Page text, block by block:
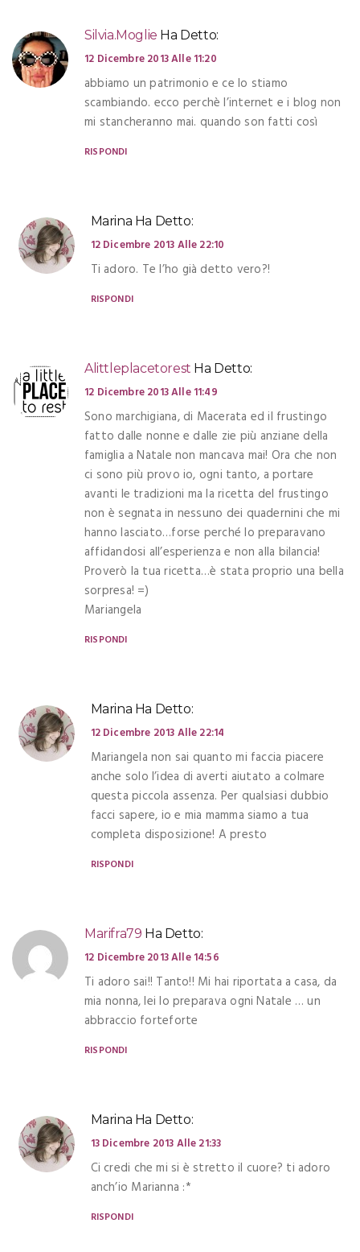
Silvia.moglie Ha Detto:
12 Dicembre 2013 Alle 11:20
abbiamo un patrimonio e ce lo stiamo
scambiando. ecco perchè l’internet e i blog non
mi stancheranno mai. quando son fatti così
RISPONDI
Marina Ha Detto:
12 Dicembre 2013 Alle 22:10
Ti adoro. Te l’ho già detto vero?!
RISPONDI
Alittleplacetorest Ha Detto:
12 Dicembre 2013 Alle 11:49
Sono marchigiana, di Macerata ed il frustingo
fatto dalle nonne e dalle zie più anziane della
famiglia a Natale non mancava mai! Ora che non
ci sono più provo io, ogni tanto, a portare
avanti le tradizioni ma la ricetta del frustingo
non è segnata in nessuno dei quadernini che mi
hanno lasciato…forse perché lo preparavano
affidandosi all’esperienza e non alla bilancia!
Proverò la tua ricetta…è stata proprio una bella
sorpresa! =)
Mariangela
RISPONDI
Marina Ha Detto:
12 Dicembre 2013 Alle 22:14
Mariangela non sai quanto mi faccia piacere
anche solo l’idea di averti aiutato a colmare
questa piccola assenza. Per qualsiasi dubbio
facci sapere, io e mia mamma siamo a tua
completa disposizione! A presto
RISPONDI
Marifra79 Ha Detto:
12 Dicembre 2013 Alle 14:56
Ti adoro sai!! Tanto!! Mi hai riportata a casa, da
mia nonna, lei lo preparava ogni Natale … un
abbraccio forteforte
RISPONDI
Marina Ha Detto:
13 Dicembre 2013 Alle 21:33
Ci credi che mi si è stretto il cuore? ti adoro
anch’io Marianna :*
RISPONDI